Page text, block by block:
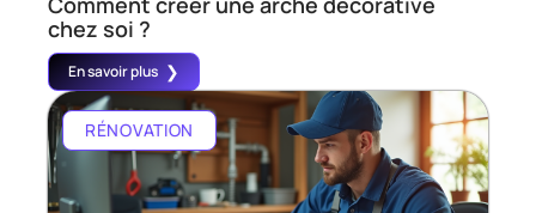
chez soi ?
En savoir plus
RÉNOVATION